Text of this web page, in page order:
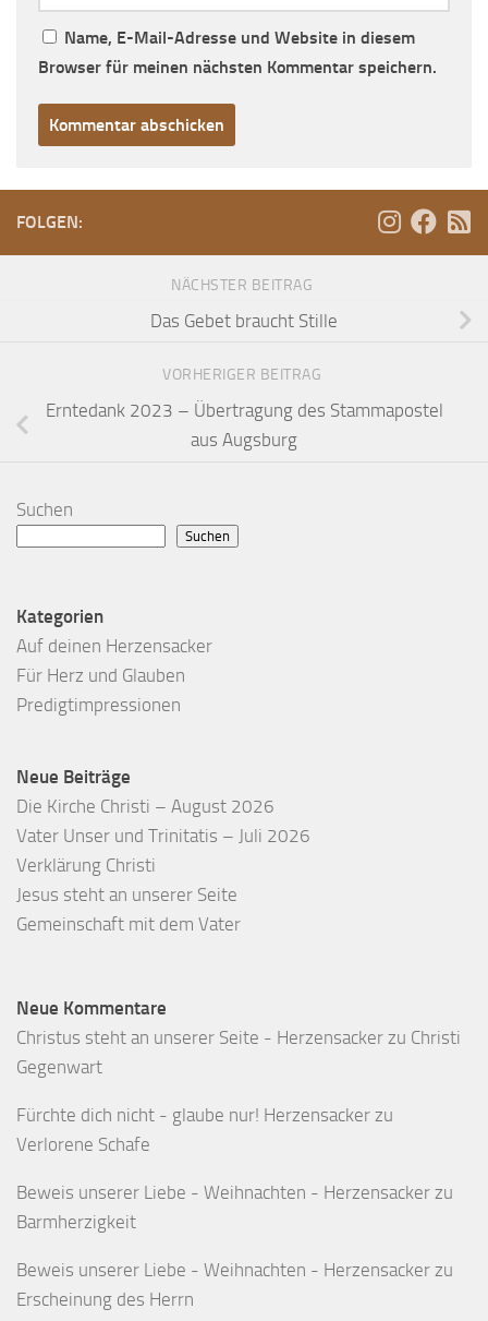
Name, E-Mail-Adresse und Website in diesem
Browser für meinen nächsten Kommentar speichern.
FOLGEN:
NÄCHSTER BEITRAG
Das Gebet braucht Stille
VORHERIGER BEITRAG
Erntedank 2023 – Übertragung des Stammapostel
aus Augsburg
Suchen
Suchen
Kategorien
Auf deinen Herzensacker
Für Herz und Glauben
Predigtimpressionen
Neue Beiträge
Die Kirche Christi – August 2026
Vater Unser und Trinitatis – Juli 2026
Verklärung Christi
Jesus steht an unserer Seite
Gemeinschaft mit dem Vater
Neue Kommentare
Christus steht an unserer Seite - Herzensacker zu Christi
Gegenwart
Fürchte dich nicht - glaube nur! Herzensacker zu
Verlorene Schafe
Beweis unserer Liebe - Weihnachten - Herzensacker zu
Barmherzigkeit
Beweis unserer Liebe - Weihnachten - Herzensacker zu
Erscheinung des Herrn